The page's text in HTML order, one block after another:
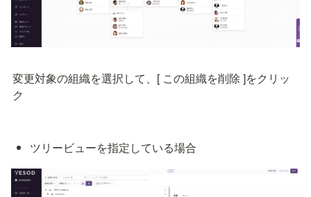
変更対象の組織を選択して、[ この組織を削除 ]をクリッ
ク
ツリービューを指定している場合